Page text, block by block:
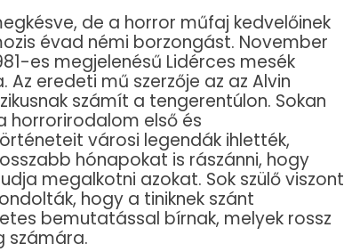
de a horror műfaj kedvelőinek
évad némi borzongást. November
es megjelenésű Lidérces mesék
eredeti mű szerzője az az Alvin
számít a tengerentúlon. Sokan
horrorirodalom első és
városi legendák ihlették,
hónapokat is rászánni, hogy
megalkotni azokat. Sok szülő viszont
hogy a tiniknek szánt
bemutatással bírnak, melyek rossz
számára.